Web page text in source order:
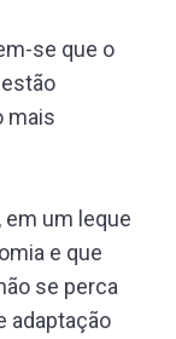
se que o
mais
um leque
e que
se perca
adaptação